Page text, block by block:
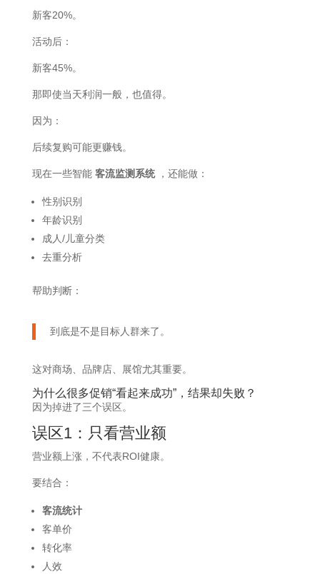
新客20%。
活动后：
新客45%。
那即使当天利润一般，也值得。
因为：
后续复购可能更赚钱。
现在一些智能 客流监测系统，还能做：
性别识别
年龄识别
成人/儿童分类
去重分析
帮助判断：
到底是不是目标人群来了。
这对商场、品牌店、展馆尤其重要。
为什么很多促销“看起来成功”，结果却失败？
因为掉进了三个误区。
误区1：只看营业额
营业额上涨，不代表ROI健康。
要结合：
客流统计
客单价
转化率
人效